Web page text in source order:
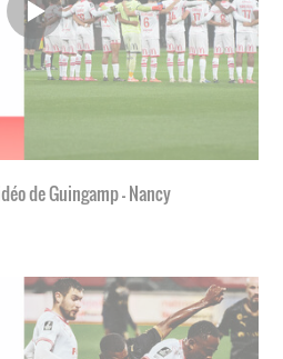
de Guingamp - Nancy